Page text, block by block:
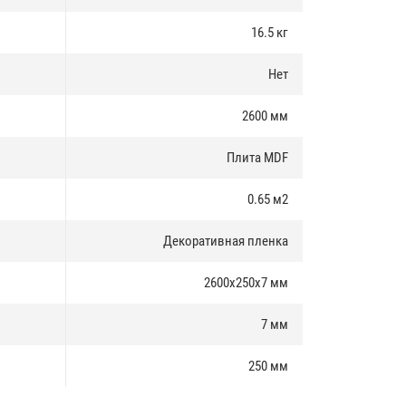
16.5 кг
Нет
2600 мм
Плита MDF
0.65 м2
Декоративная пленка
2600x250x7 мм
7 мм
250 мм